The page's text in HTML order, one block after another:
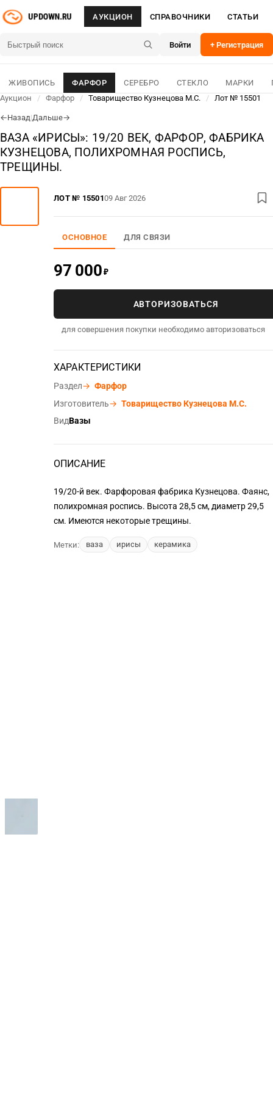
АУКЦИОН СПРАВОЧНИКИ СТАТЬИ
Войти + Регистрация
ЖИВОПИСЬ ФАРФОР СЕРЕБРО СТЕКЛО МАРКИ
Аукцион
/ Фарфор / Товарищество Кузнецова М.С. / Лот № 15501
←Назад|Дальше→
ВАЗА «ИРИСЫ»: 19/20 ВЕК, ФАРФОР, ФАБРИКА
КУЗНЕЦОВА, ПОЛИХРОМНАЯ РОСПИСЬ,
ТРЕЩИНЫ.
ЛОТ № 1550109 Авг 2026
ОСНОВНОЕ ДЛЯ СВЯЗИ
97 000 ₽
АВТОРИЗОВАТЬСЯ
для совершения покупки необходимо авторизоваться
ХАРАКТЕРИСТИКИ
Раздел→ Фарфор
Изготовитель→ Товарищество Кузнецова М.С.
ВидВазы
ОПИСАНИЕ
19/20-й век. Фарфоровая фабрика Кузнецова. Фаянс,
полихромная роспись. Высота 28,5 см, диаметр 29,5
см. Имеются некоторые трещины.
Метки: ваза ирисы керамика